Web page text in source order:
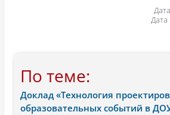
Дата
По теме:
Доклад «Технология
образовательных событий в